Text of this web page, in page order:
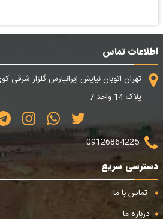
اطلاعات تماس
تهران-اتوبان نیایش-ایرانپارس-گلزار
پلاک 14 واحد 7
09126864225
دسترسی سریع
تماس با ما
درباره ما